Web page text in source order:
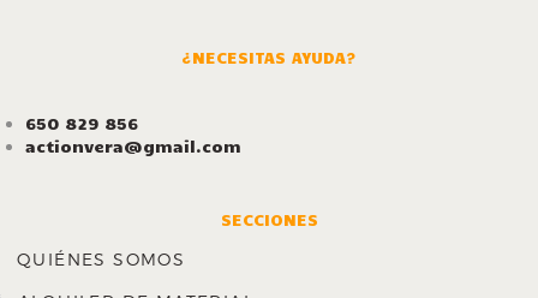
¿NECESITAS AYUDA?
650 829 856
actionvera@gmail.com
SECCIONES
QUIÉNES SOMOS